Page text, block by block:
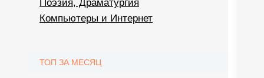
Поэзия, Драматургия
Компьютеры и Интернет
ТОП ЗА МЕСЯЦ